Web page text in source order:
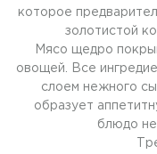
которое
золотистой
Мясо щедро
овощей. Все
слоем нежного
образует
блюдо